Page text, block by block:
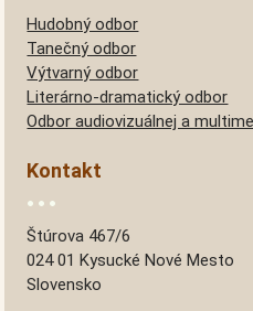
Hudobný odbor
Tanečný odbor
Výtvarný odbor
Literárno-dramatický odbor
Odbor audiovizuálnej a
Kontakt
Štúrova 467/6
024 01 Kysucké Nové Mesto
Slovensko